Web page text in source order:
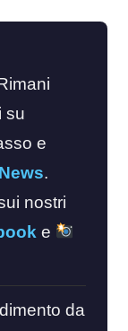
su
e
.
nostri
e
da